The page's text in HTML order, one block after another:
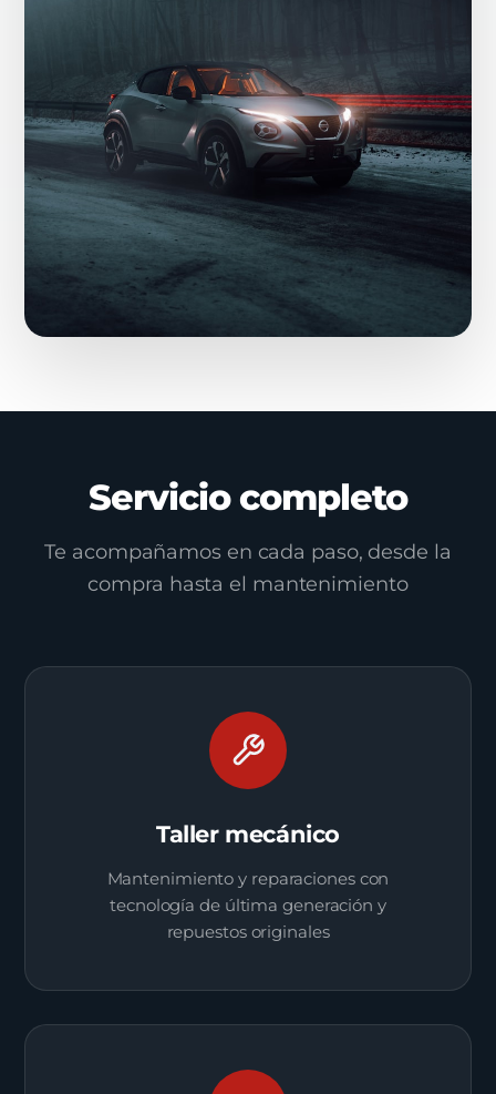
Servicio completo
Te acompañamos en cada paso, desde la
compra hasta el mantenimiento
Taller mecánico
Mantenimiento y reparaciones con
tecnología de última generación y
repuestos originales